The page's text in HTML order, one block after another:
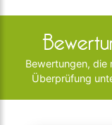
Bewertungen, die
Überprüfung